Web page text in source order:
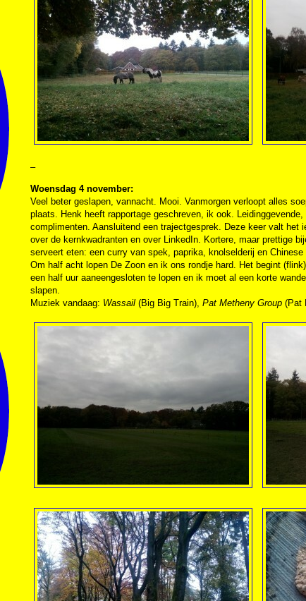
–
Woensdag 4 november:
Veel beter geslapen, vannacht. Mooi. Vanmorgen verloopt alles
plaats. Henk heeft rapportage geschreven, ik ook.
complimenten. Aansluitend een trajectgesprek. Deze keer valt
over de kernkwadranten en over LinkedIn. Kortere, maar prettige
serveert eten: een curry van spek, paprika, knolselderij en
Om half acht lopen De Zoon en ik ons rondje hard. Het begint
een half uur aaneengesloten te lopen en ik moet al een korte
slapen.
Muziek vandaag: Wassail (Big Big Train), Pat Metheny Group (Pat